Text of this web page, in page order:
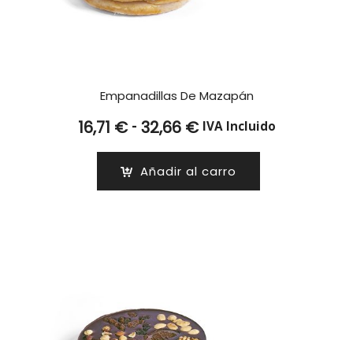
Empanadillas De Mazapán
16,71 € - 32,66 €Rango
desde
IVA Incluido
Añadir al carro